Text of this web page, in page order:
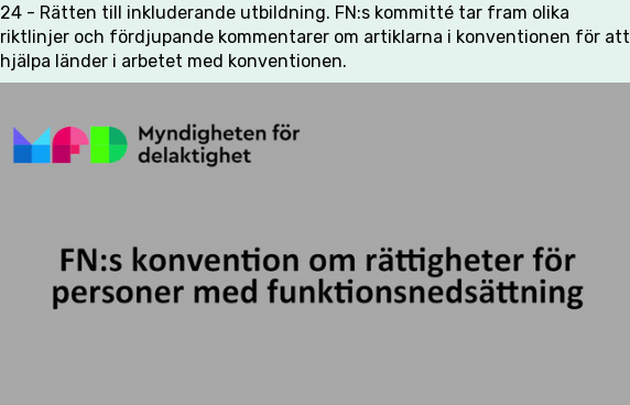
24 - Rätten till inkluderande utbildning. FN:s kommitté tar fram olika
riktlinjer och fördjupande kommentarer om artiklarna i konventionen för att
hjälpa länder i arbetet med konventionen.